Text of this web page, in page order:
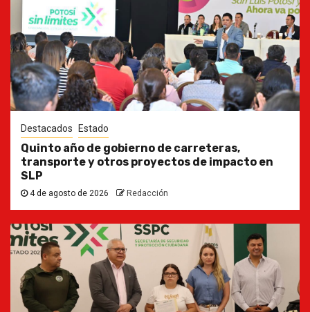
Destacados Estado
Quinto año de gobierno de carreteras,
transporte y otros proyectos de impacto en
SLP
4 de agosto de 2026 Redacción